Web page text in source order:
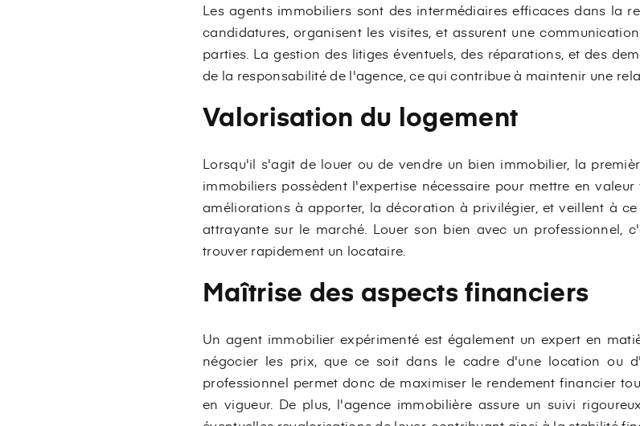
Les agents immobiliers sont des intermédiaires efficaces dans la
candidatures, organisent les visites, et assurent une
parties. La gestion des litiges éventuels, des réparations, et des
de la responsabilité de l'agence, ce qui contribue à maintenir une
Valorisation du logement
Lorsqu'il s'agit de louer ou de vendre un bien immobilier, la
immobiliers possèdent l'expertise nécessaire pour mettre en
améliorations à apporter, la décoration à privilégier, et veillent à
attrayante sur le marché. Louer son bien avec un professionnel,
trouver rapidement un locataire.
Maîtrise des aspects financiers
Un agent immobilier expérimenté est également un expert en
négocier les prix, que ce soit dans le cadre d'une location ou
professionnel permet donc de maximiser le rendement financier
en vigueur. De plus, l'agence immobilière assure un suivi